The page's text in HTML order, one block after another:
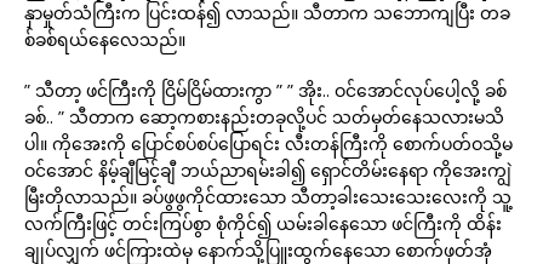
နှာမှုတ်သံကြီးက ပြင်းထန်၍ လာသည်။ သီတာက သဘောကျပြီး တခ
စ်ခစ်ရယ်နေလေသည်။
” သီတာ့ ဖင်ကြီးကို ငြိမ်ငြိမ်ထားကွာ ” ” အိုး.. ဝင်အောင်လုပ်ပေါ့လို့ ခစ်
ခစ်.. ” သီတာက ဆော့ကစားနည်းတခုလို့ပင် သတ်မှတ်နေသလားမသိ
ပါ။ ကိုအေးကို ပြောင်စပ်စပ်ပြောရင်း လီးတန်ကြီးကို စောက်ပတ်ဝသို့မ
ဝင်အောင် နိမ့်ချီမြင့်ချီ ဘယ်ညာရမ်းခါ၍ ရှောင်တိမ်းနေရာ ကိုအေးကျွဲ
မြီးတိုလာသည်။ ခပ်ဖွဖွကိုင်ထားသော သီတာ့ခါးသေးသေးလေးကို သူ့
လက်ကြီးဖြင့် တင်းကြပ်စွာ စုံကိုင်၍ ယမ်းခါနေသော ဖင်ကြီးကို ထိန်း
ချုပ်လျှက် ဖင်ကြားထဲမှ နောက်သို့ပြူးထွက်နေသော စောက်ဖုတ်အုံ